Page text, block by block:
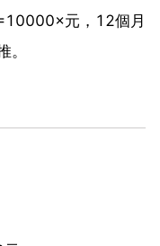
元，12個月